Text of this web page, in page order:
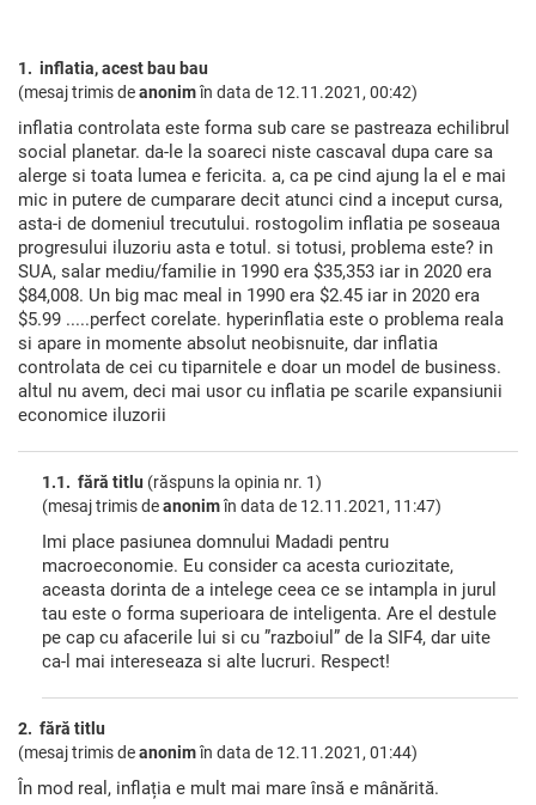
1. inflatia, acest bau bau
(mesaj trimis deanonimîn data de 12.11.2021, 00:42)
inflatia controlata este forma sub care se pastreaza echilibrul
social planetar. da-le la soareci niste cascaval dupa care sa
alerge si toata lumea e fericita. a, ca pe cind ajung la el e mai
mic in putere de cumparare decit atunci cind a inceput cursa,
asta-i de domeniul trecutului. rostogolim inflatia pe soseaua
progresului iluzoriu asta e totul. si totusi, problema este? in
SUA, salar mediu/familie in 1990 era $35,353 iar in 2020 era
$84,008. Un big mac meal in 1990 era $2.45 iar in 2020 era
$5.99 .....perfect corelate. hyperinflatia este o problema reala
si apare in momente absolut neobisnuite, dar inflatia
controlata de cei cu tiparnitele e doar un model de business.
altul nu avem, deci mai usor cu inflatia pe scarile expansiunii
economice iluzorii
1.1. fără titlu (răspuns la opinia nr. 1)
(mesaj trimis deanonimîn data de 12.11.2021, 11:47)
Imi place pasiunea domnului Madadi pentru
macroeconomie. Eu consider ca acesta curiozitate,
aceasta dorinta de a intelege ceea ce se intampla in jurul
tau este o forma superioara de inteligenta. Are el destule
pe cap cu afacerile lui si cu ”razboiul” de la SIF4, dar uite
ca-l mai intereseaza si alte lucruri. Respect!
2. fără titlu
(mesaj trimis deanonimîn data de 12.11.2021, 01:44)
În mod real, inflația e mult mai mare însă e mânărită.